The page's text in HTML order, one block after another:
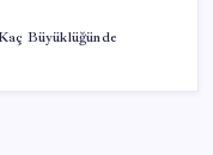
Büyüklüğünde